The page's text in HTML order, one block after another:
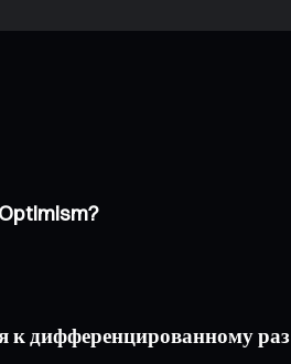
к дифференцированному раз